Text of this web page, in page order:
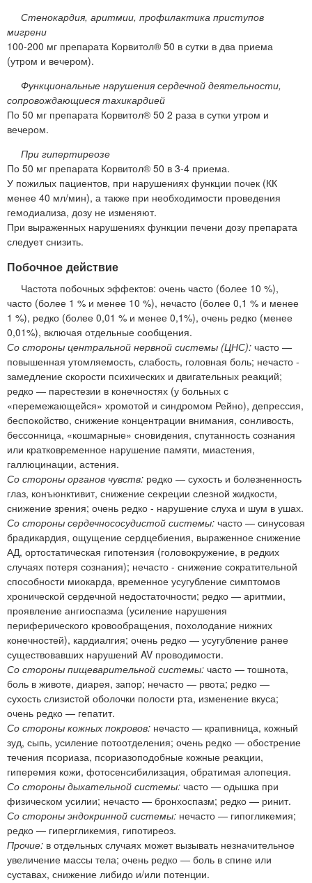
Стенокардия, аритмии, профилактика приступов
мигрени
100-200 мг препарата Корвитол® 50 в сутки в два приема
(утром и вечером).
Функциональные нарушения сердечной деятельности,
сопровождающиеся тахикардией
По 50 мг препарата Корвитол® 50 2 раза в сутки утром и
вечером.
При гипертиреозе
По 50 мг препарата Корвитол® 50 в 3-4 приема.
У пожилых пациентов, при нарушениях функции почек (КК
менее 40 мл/мин), а также при необходимости проведения
гемодиализа, дозу не изменяют.
При выраженных нарушениях функции печени дозу препарата
следует снизить.
Побочное действие
Частота побочных эффектов: очень часто (более 10 %),
часто (более 1 % и менее 10 %), нечасто (более 0,1 % и менее
1 %), редко (более 0,01 % и менее 0,1%), очень редко (менее
0,01%), включая отдельные сообщения.
Со стороны центральной нервной системы (ЦНС): часто —
повышенная утомляемость, слабость, головная боль; нечасто -
замедление скорости психических и двигательных реакций;
редко — парестезии в конечностях (у больных с
«перемежающейся» хромотой и синдромом Рейно), депрессия,
беспокойство, снижение концентрации внимания, сонливость,
бессонница, «кошмарные» сновидения, спутанность сознания
или кратковременное нарушение памяти, миастения,
галлюцинации, астения.
Со стороны органов чувств: редко — сухость и болезненность
глаз, конъюнктивит, снижение секреции слезной жидкости,
снижение зрения; очень редко - нарушение слуха и шум в ушах.
Со стороны сердечнососудистой системы: часто — синусовая
брадикардия, ощущение сердцебиения, выраженное снижение
АД, ортостатическая гипотензия (головокружение, в редких
случаях потеря сознания); нечасто - снижение сократительной
способности миокарда, временное усугубление симптомов
хронической сердечной недостаточности; редко — аритмии,
проявление ангиоспазма (усиление нарушения
периферического кровообращения, похолодание нижних
конечностей), кардиалгия; очень редко — усугубление ранее
существовавших нарушений AV проводимости.
Со стороны пищеварительной системы: часто — тошнота,
боль в животе, диарея, запор; нечасто — рвота; редко —
сухость слизистой оболочки полости рта, изменение вкуса;
очень редко — гепатит.
Со стороны кожных покровов: нечасто — крапивница, кожный
зуд, сыпь, усиление потоотделения; очень редко — обострение
течения псориаза, псориазоподобные кожные реакции,
гиперемия кожи, фотосенсибилизация, обратимая алопеция.
Со стороны дыхательной системы: часто — одышка при
физическом усилии; нечасто — бронхоспазм; редко — ринит.
Со стороны эндокринной системы: нечасто — гипогликемия;
редко — гипергликемия, гипотиреоз.
Прочие: в отдельных случаях может вызывать незначительное
увеличение массы тела; очень редко — боль в спине или
суставах, снижение либидо и/или потенции.